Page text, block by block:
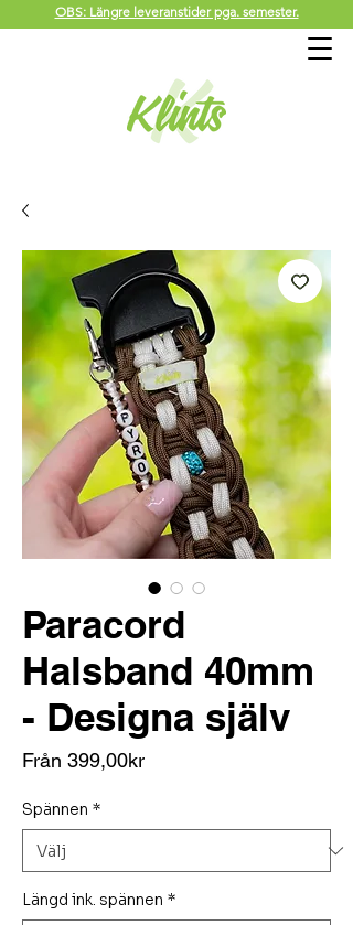
OBS: Längre leveranstider pga. semester.
Paracord
Halsband 40mm
- Designa själv
Från 399,00krReapris
Spännen *
Längd ink. spännen *